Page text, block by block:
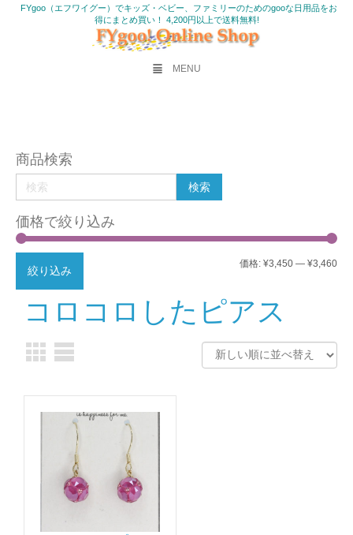
FYgoo（エフワイグー）でキッズ・ベビー、ファミリーのためのgooな日用品をお
得にまとめ買い！ 4,200円以上で送料無料!
MENU
商品検索
価格で絞り込み
最
最
絞り込み
価格: ¥3,450 — ¥3,460
コロコロしたピアス